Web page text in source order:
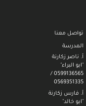
تواصل معنا
المدرسة
أ. ناصر زكارنة
"ابو البراء"
0599136565 /
0569351335
أ. فارس زكارنة
"ابو خالد"